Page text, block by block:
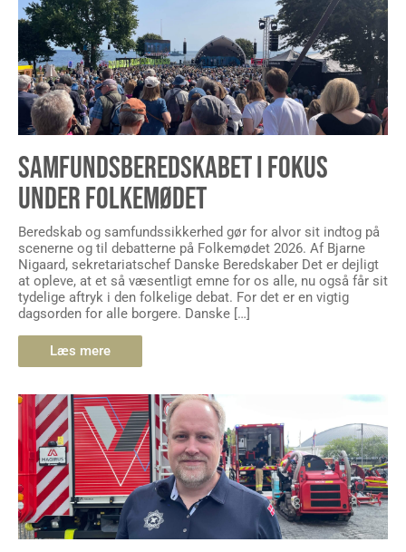
SAMFUNDSBEREDSKABET I FOKUS
UNDER FOLKEMØDET
Beredskab og samfundssikkerhed gør for alvor sit indtog på
scenerne og til debatterne på Folkemødet 2026. Af Bjarne
Nigaard, sekretariatschef Danske Beredskaber Det er dejligt
at opleve, at et så væsentligt emne for os alle, nu også får sit
tydelige aftryk i den folkelige debat. For det er en vigtig
dagsorden for alle borgere. Danske […]
Læs mere